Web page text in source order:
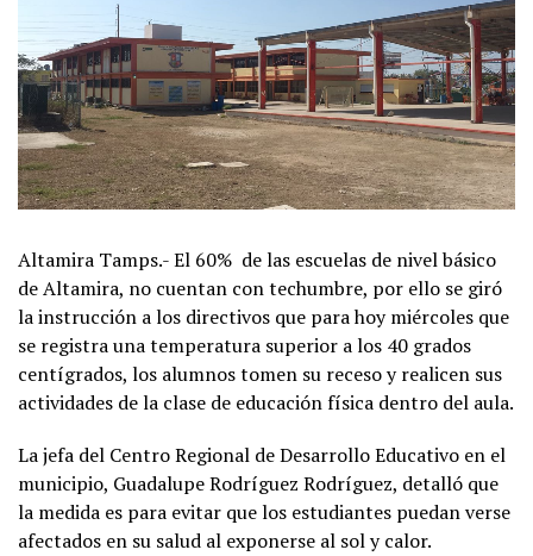
Altamira Tamps.- El 60% de las escuelas de nivel básico
de Altamira, no cuentan con techumbre, por ello se giró
la instrucción a los directivos que para hoy miércoles que
se registra una temperatura superior a los 40 grados
centígrados, los alumnos tomen su receso y realicen sus
actividades de la clase de educación física dentro del aula.
La jefa del Centro Regional de Desarrollo Educativo en el
municipio, Guadalupe Rodríguez Rodríguez, detalló que
la medida es para evitar que los estudiantes puedan verse
afectados en su salud al exponerse al sol y calor.